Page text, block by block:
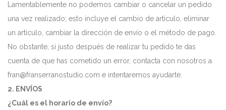
Lamentablemente no podemos cambiar o cancelar un pedido
una vez realizado; esto incluye el cambio de artículo, eliminar
un artículo, cambiar la dirección de envío o el método de pago.
No obstante, si justo después de realizar tu pedido te das
cuenta de que has cometido un error, contacta con nosotros a
fran@franserranostudio.com e intentaremos ayudarte.
2. ENVÍOS
¿Cuál es el horario de envío?